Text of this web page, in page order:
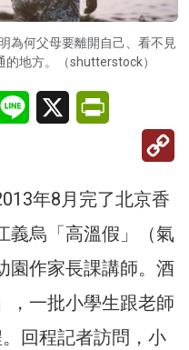
為何父母要離開自己、看不見
地方。（shutterstock）
Line X
年8月完了北京香
義烏「高溫假」（氣
園作家長課講師。酒
，一批小學生跟老師
回程記者訪問，小